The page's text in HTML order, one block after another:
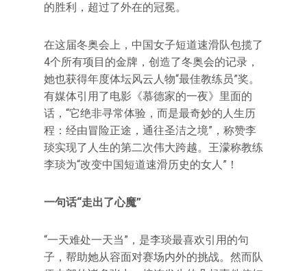
的胜利，超过了外在的冠冕。
在这届冬奥会上，中国女子短道速滑队包揽了
4个所有项目的金牌，创造了冬奥会的记录，
她也获得年度体坛风云人物“最佳教练员”奖。
有媒体引用了电影《慕德家的一夜》里面的
话，“它绝非寻常体验，而是最奇妙的人生历
程：经由冒险正途，通往圣洁之境”，称赞李
琰实现了人生的第二次伟大跨越。王濛称教练
李琰为“改变中国短道速滑历史的女人”！
一句话“走出了心魔”
“一天难处一天当”，是李琰最喜欢引用的句
子，帮助她从容面对赛场内外的挑战。然而队